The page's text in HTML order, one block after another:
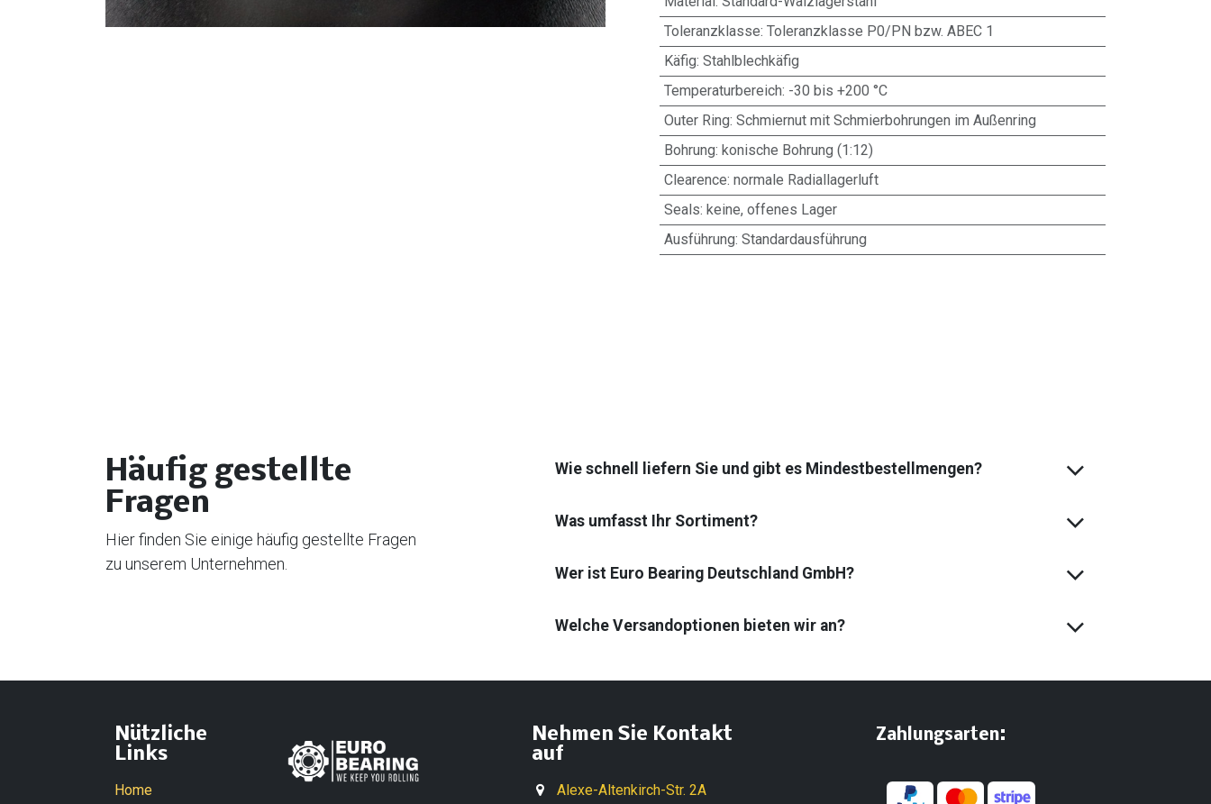
Toleranzklasse: Toleranzklasse P0/PN bzw. ABEC 1
Käfig: Stahlblechkäfig
Temperaturbereich: -30 bis +200 °C
Outer Ring: Schmiernut mit Schmierbohrungen im Außenring
Bohrung: konische Bohrung (1:12)
Clearence: normale Radiallagerluft
Seals: keine, offenes Lager
Ausführung: Standardausführung
Häufig gestellte
Fragen
Hier finden Sie einige häufig gestellte Fragen
zu unserem Unternehmen.
Wie schnell liefern Sie und gibt es Mindest­bestell­mengen?
Was umfasst Ihr Sortiment?
Wer ist Euro Bearing Deutschland GmbH?
Welche Versandoptionen bieten wir an?
Nützliche
Links
Home
Nehmen Sie Kontakt
auf
Alexe-Altenkirch-Str. 2A
​Zahlungsarten: